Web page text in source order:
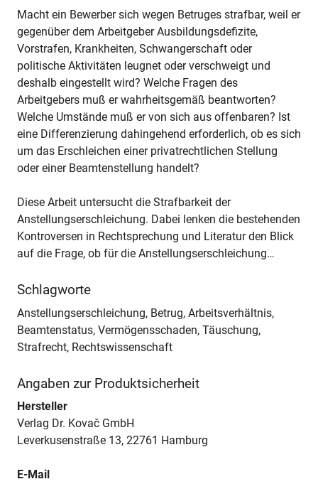
Macht ein Bewerber sich wegen Betruges strafbar, weil er
gegenüber dem Arbeitgeber Ausbildungsdefizite,
Vorstrafen, Krankheiten, Schwangerschaft oder
politische Aktivitäten leugnet oder verschweigt und
deshalb eingestellt wird? Welche Fragen des
Arbeitgebers muß er wahrheitsgemäß beantworten?
Welche Umstände muß er von sich aus offenbaren? Ist
eine Differenzierung dahingehend erforderlich, ob es sich
um das Erschleichen einer privatrechtlichen Stellung
oder einer Beamtenstellung handelt?
Diese Arbeit untersucht die Strafbarkeit der
Anstellungserschleichung. Dabei lenken die bestehenden
Kontroversen in Rechtsprechung und Literatur den Blick
auf die Frage, ob für die Anstellungserschleichung…
Schlagworte
Anstellungserschleichung, Betrug, Arbeitsverhältnis,
Beamtenstatus, Vermögensschaden, Täuschung,
Strafrecht, Rechtswissenschaft
Angaben zur Produktsicherheit
Hersteller
Verlag Dr. Kovač GmbH
Leverkusenstraße 13, 22761 Hamburg
E-Mail